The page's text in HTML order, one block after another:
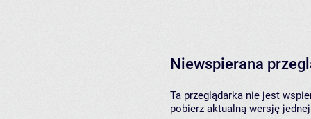
Niewspierana
Ta przeglądarka nie jest
pobierz aktualną wersję